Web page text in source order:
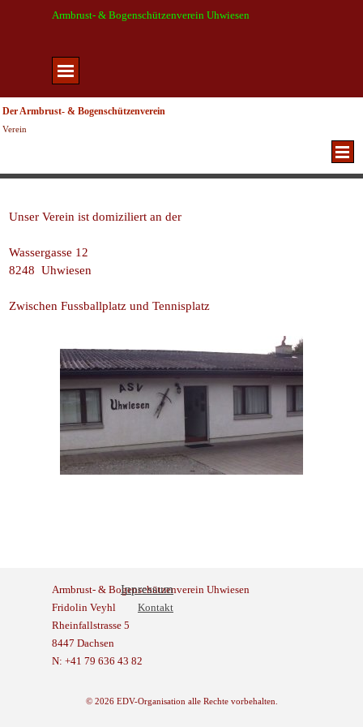
Armbrust- & Bogenschützenverein Uhwiesen
Menü überspringen
Der Armbrust- & Bogenschützenverein
Verein
Menü überspringen
Unser Verein ist domiziliert an der
Wassergasse 12
8248 Uhwiesen
Zwischen Fussballplatz und Tennisplatz
Inpressum
Kontakt
Armbrust- & Bogenschützenverein Uhwiesen
Fridolin Veyhl
Rheinfallstrasse 5
8447 Dachsen
N: +41 79 636 43 82
© 2026 EDV-Organisation alle Rechte vorbehalten.